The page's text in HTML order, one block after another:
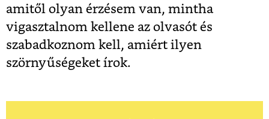
amitől olyan érzésem van, mintha
vigasztalnom kellene az olvasót és
szabadkoznom kell, amiért ilyen
szörnyűségeket írok.